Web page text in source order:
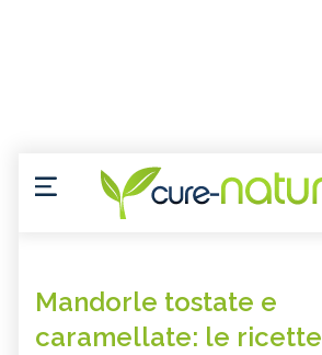
Mandorle tostate e
caramellate: le ricette